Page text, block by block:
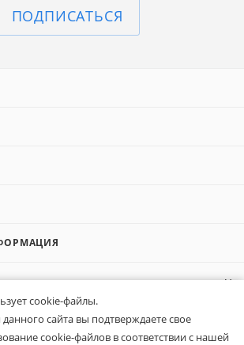
ПОДПИСАТЬСЯ
cookie-файлы.
сайта вы подтверждаете свое
cookie-файлов в соответствии с нашей